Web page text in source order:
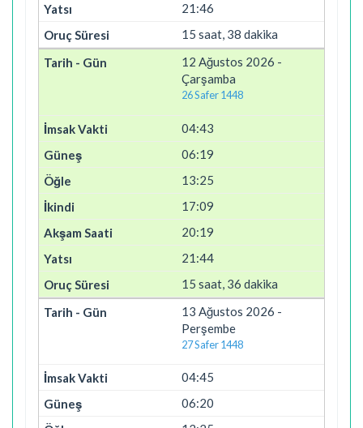
21:46
15 saat, 38 dakika
12 Ağustos 2026 -
Çarşamba
26 Safer 1448
04:43
06:19
13:25
17:09
20:19
21:44
15 saat, 36 dakika
13 Ağustos 2026 -
Perşembe
27 Safer 1448
04:45
06:20